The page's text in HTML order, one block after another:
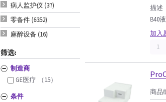
病人监护仪 (37)
零备件 (6352)
麻醉设备 (16)
筛选:
制造商
GE医疗
（15）
条件
描述
B40
加入
商品